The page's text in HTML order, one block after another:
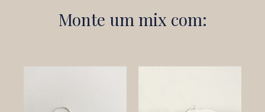
Monte um mix com: